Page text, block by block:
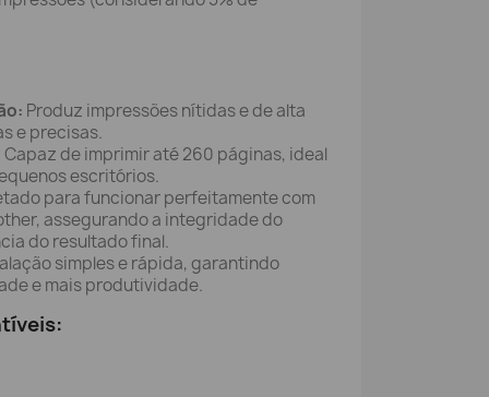
Produz impressões nítidas e de alta
e precisas.
Capaz de imprimir até 260 páginas, ideal
escritórios.
para funcionar perfeitamente com
assegurando a integridade do
do resultado final.
simples e rápida, garantindo
e mais produtividade.